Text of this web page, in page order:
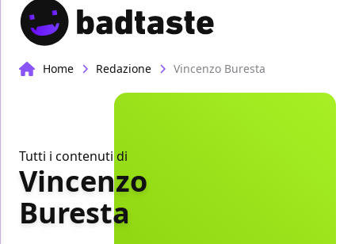
Home Redazione Vincenzo Buresta
Tutti i contenuti di
Vincenzo
Buresta